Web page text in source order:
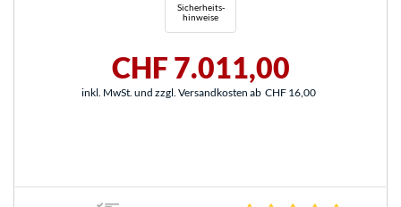
Sicherheits-
hinweise
CHF 7.011,00
inkl. MwSt. und zzgl. Versandkosten ab CHF 16,00